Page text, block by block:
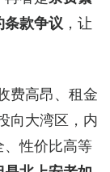
条款争议 ，让
费高昂、租金
向大湾区，内
、性价比高等